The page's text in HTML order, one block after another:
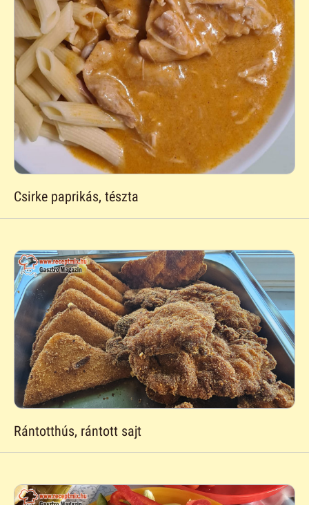
Csirke paprikás, tészta
Rántotthús, rántott sajt